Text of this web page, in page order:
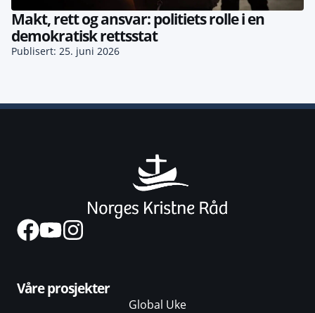
Makt, rett og ansvar: politiets rolle i en
demokratisk rettsstat
Publisert: 25. juni 2026
Våre prosjekter
Global Uke